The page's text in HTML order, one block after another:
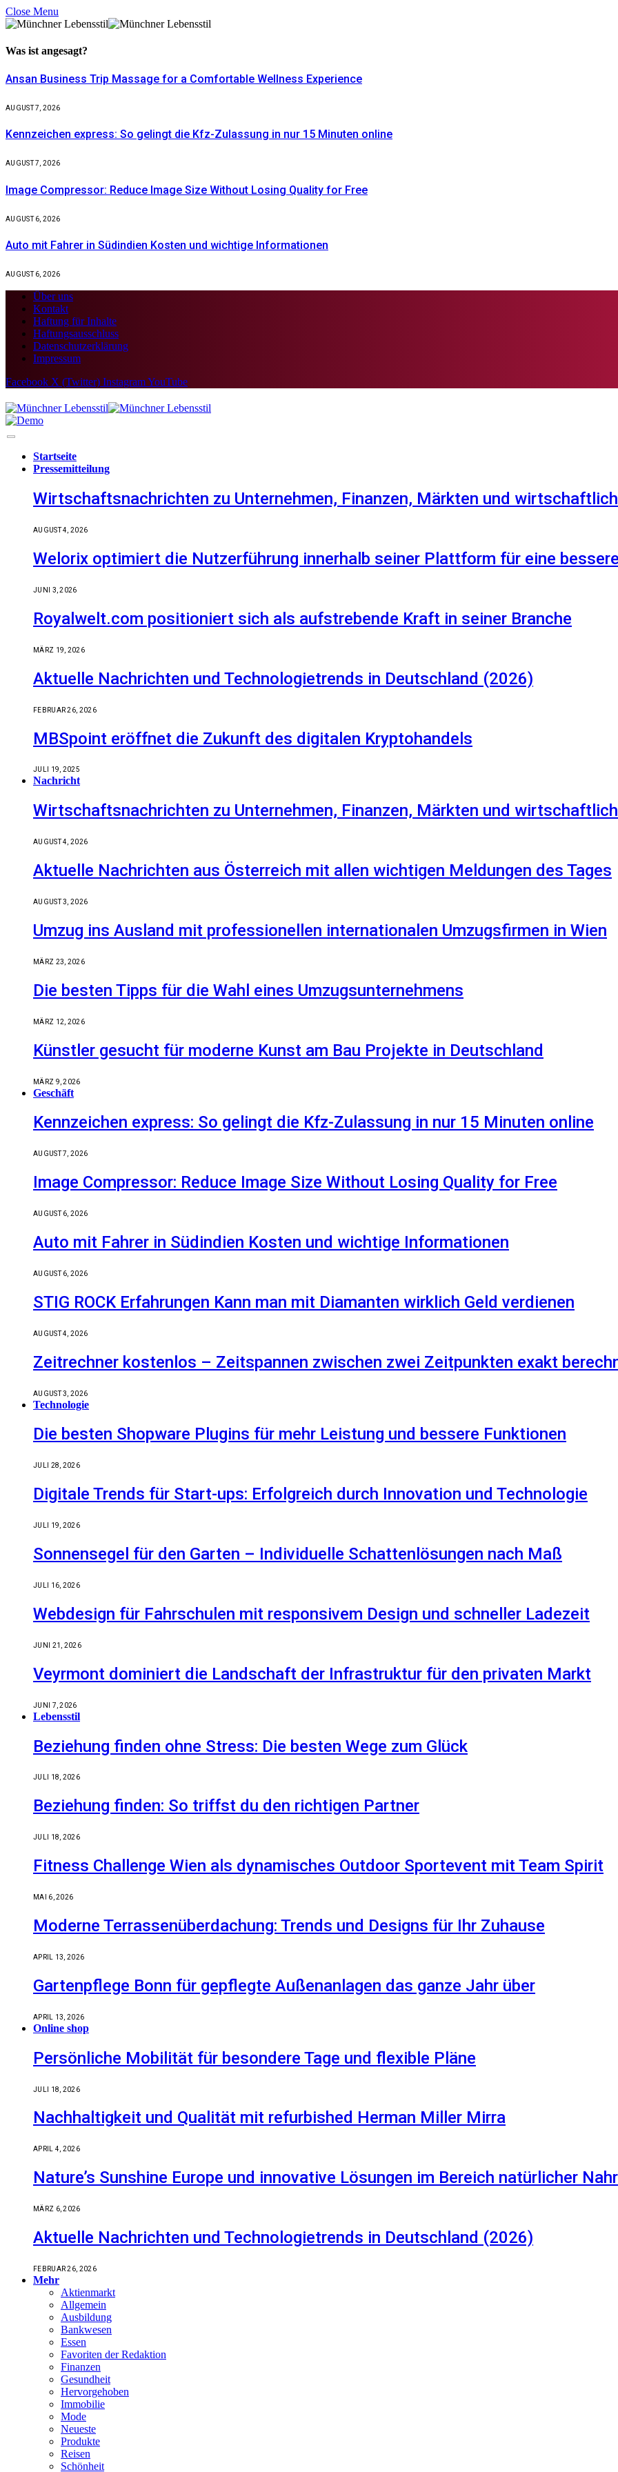
Close Menu
Was ist angesagt?
Ansan Business Trip Massage for a Comfortable Wellness Experience
AUGUST 7, 2026
Kennzeichen express: So gelingt die Kfz-Zulassung in nur 15 Minuten online
AUGUST 7, 2026
Image Compressor: Reduce Image Size Without Losing Quality for Free
AUGUST 6, 2026
Auto mit Fahrer in Südindien Kosten und wichtige Informationen
AUGUST 6, 2026
Über uns
Kontakt
Haftung für Inhalte
Haftungsausschluss
Datenschutzerklärung
Impressum
Facebook X (Twitter) InstagramYouTube
Startseite
Pressemitteilung
Wirtschaftsnachrichten zu Unternehmen, Finanzen, Märkten und
AUGUST 4, 2026
Welorix optimiert die Nutzerführung innerhalb seiner Plattform für eine
JUNI 3, 2026
Royalwelt.com positioniert sich als aufstrebende Kraft in seiner Branche
MÄRZ 19, 2026
Aktuelle Nachrichten und Technologietrends in Deutschland (2026)
FEBRUAR 26, 2026
MBSpoint eröffnet die Zukunft des digitalen Kryptohandels
JULI 19, 2025
Nachricht
Wirtschaftsnachrichten zu Unternehmen, Finanzen, Märkten und
AUGUST 4, 2026
Aktuelle Nachrichten aus Österreich mit allen wichtigen Meldungen des Tages
AUGUST 3, 2026
Umzug ins Ausland mit professionellen internationalen Umzugsfirmen in Wien
MÄRZ 23, 2026
Die besten Tipps für die Wahl eines Umzugsunternehmens
MÄRZ 12, 2026
Künstler gesucht für moderne Kunst am Bau Projekte in Deutschland
MÄRZ 9, 2026
Geschäft
Kennzeichen express: So gelingt die Kfz-Zulassung in nur 15 Minuten online
AUGUST 7, 2026
Image Compressor: Reduce Image Size Without Losing Quality for Free
AUGUST 6, 2026
Auto mit Fahrer in Südindien Kosten und wichtige Informationen
AUGUST 6, 2026
STIG ROCK Erfahrungen Kann man mit Diamanten wirklich Geld verdienen
AUGUST 4, 2026
Zeitrechner kostenlos – Zeitspannen zwischen zwei Zeitpunkten exakt
AUGUST 3, 2026
Technologie
Die besten Shopware Plugins für mehr Leistung und bessere Funktionen
JULI 28, 2026
Digitale Trends für Start-ups: Erfolgreich durch Innovation und Technologie
JULI 19, 2026
Sonnensegel für den Garten – Individuelle Schattenlösungen nach Maß
JULI 16, 2026
Webdesign für Fahrschulen mit responsivem Design und schneller Ladezeit
JUNI 21, 2026
Veyrmont dominiert die Landschaft der Infrastruktur für den privaten Markt
JUNI 7, 2026
Lebensstil
Beziehung finden ohne Stress: Die besten Wege zum Glück
JULI 18, 2026
Beziehung finden: So triffst du den richtigen Partner
JULI 18, 2026
Fitness Challenge Wien als dynamisches Outdoor Sportevent mit Team Spirit
MAI 6, 2026
Moderne Terrassenüberdachung: Trends und Designs für Ihr Zuhause
APRIL 13, 2026
Gartenpflege Bonn für gepflegte Außenanlagen das ganze Jahr über
APRIL 13, 2026
Online shop
Persönliche Mobilität für besondere Tage und flexible Pläne
JULI 18, 2026
Nachhaltigkeit und Qualität mit refurbished Herman Miller Mirra
APRIL 4, 2026
Nature’s Sunshine Europe und innovative Lösungen im Bereich natürlicher
MÄRZ 6, 2026
Aktuelle Nachrichten und Technologietrends in Deutschland (2026)
FEBRUAR 26, 2026
Mehr
Aktienmarkt
Allgemein
Ausbildung
Bankwesen
Essen
Favoriten der Redaktion
Finanzen
Gesundheit
Hervorgehoben
Immobilie
Mode
Neueste
Produkte
Reisen
Schönheit